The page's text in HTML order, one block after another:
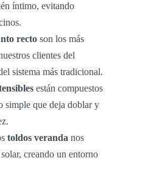
íntimo, evitando
recto son los más
clientes del
sistema más tradicional.
están compuestos
simple que deja doblar y
toldos veranda nos
creando un entorno